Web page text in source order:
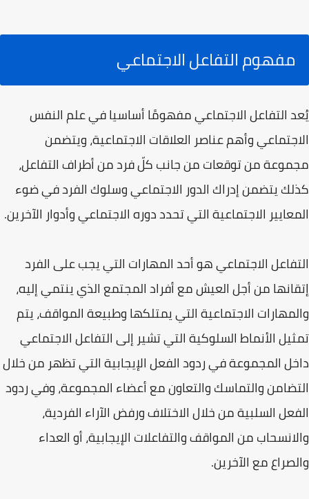
مفهوم التفاعل الاجتماعي
يُعد التفاعل الاجتماعي مفهومًا أساسيا في علم النفس
الاجتماعي وأهم عناصر العلاقات الاجتماعية، ويتضمن
مجموعة من توقعات من جانب كلّ فرد من أطراف التفاعل،
كذلك يتضمن إدراك الدور الاجتماعي وسلوك الفرد في ضوء
المعايير الاجتماعية التي تحدد دوره الاجتماعي وأدوار الآخرين.
التفاعل الاجتماعي هو أحد المهارات التي يجب على الفرد
إتقانها من أجل العيش مع أفراد المجتمع الذي ينتمي إليه،
والمهارات الاجتماعية التي يمتلكها وطبيعة المواقف، يتم
تمثيل الأنماط السلوكية التي تشير إلى التفاعل الاجتماعي
داخل المجموعة في ردود الفعل الإيجابية التي تظهر من خلال
التضامن والتماسك والتعاون مع أعضاء المجموعة، وفي ردود
الفعل السلبية من خلال الاختلاف ورفض الآراء الفردية،
والانسحاب من المواقف والتفاعلات الإيجابية، أو العداء
والصراع مع الآخرين.